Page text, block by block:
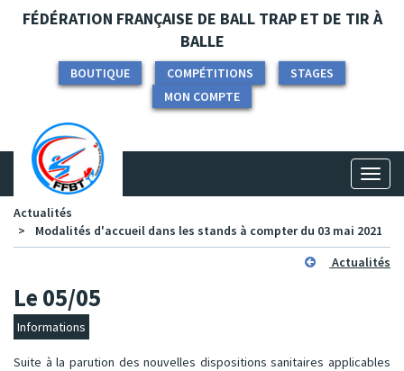
Panneau de gestion des cookies
FÉDÉRATION FRANÇAISE DE BALL TRAP ET DE TIR À
BALLE
BOUTIQUE COMPÉTITIONS
STAGES
MON COMPTE
Actualités
Modalités d'accueil dans les stands à compter du 03 mai 2021
Actualités
Le 05/05
Informations
Suite à la parution des nouvelles dispositions sanitaires applicables